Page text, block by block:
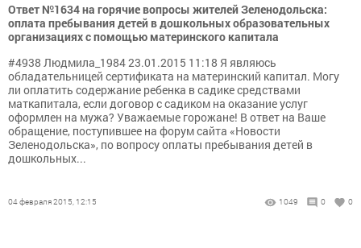
Ответ №1634 на горячие вопросы жителей Зеленодольска:
оплата пребывания детей в дошкольных образовательных
организациях с помощью материнского капитала
#4938 Людмила_1984 23.01.2015 11:18 Я являюсь
обладательницей сертификата на материнский капитал. Могу
ли оплатить содержание ребенка в садике средствами
маткапитала, если договор с садиком на оказание услуг
оформлен на мужа? Уважаемые горожане! В ответ на Ваше
обращение, поступившее на форум сайта «Новости
Зеленодольска», по вопросу оплаты пребывания детей в
дошкольных...
04 февраля 2015, 12:15 1049 0 0